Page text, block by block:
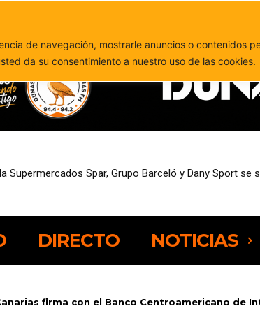
de navegación, mostrarle anuncios o contenidos
da su consentimiento a nuestro uso de las cookies.
reduce un 21,4% el desempleo entre las personas de
DIRECTO NOTICIAS
firma con el Banco Centroamericano de